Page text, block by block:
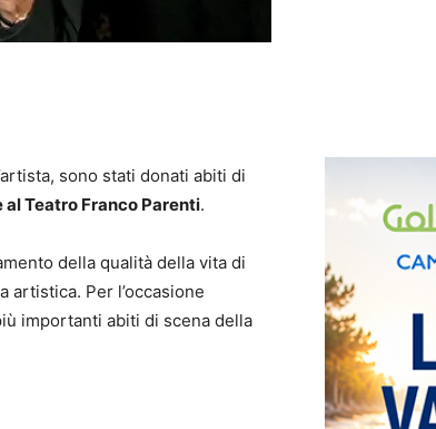
sono stati donati abiti di
al Teatro Franco Parenti.
della qualità della vita di
artistica. Per l’occasione
importanti abiti di scena della